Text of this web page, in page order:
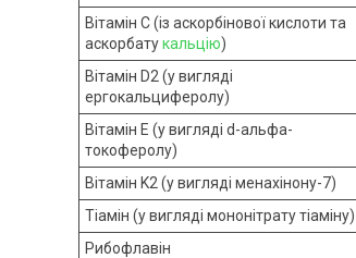
Вітамін С (із аскорбінової кислоти та
аскорбатукальцію)
Вітамін D2 (у вигляді
ергокальциферолу)
Вітамін E (у вигляді d-альфа-
токоферолу)
Вітамін K2 (у вигляді менахінону-7)
Тіамін (у вигляді мононітрату тіаміну)
Рибофлавін